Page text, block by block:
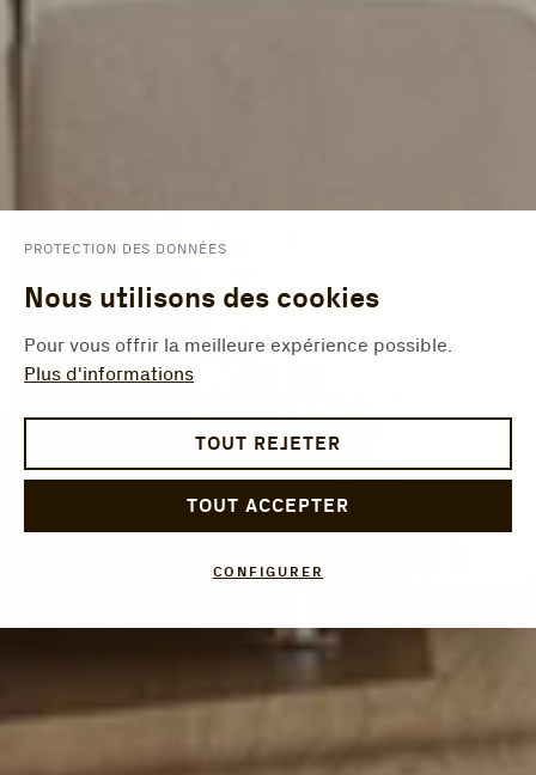
PROTECTION DES DONNÉES
Nous utilisons des cookies
Pour vous offrir la meilleure expérience possible.
Plus d'informations
TOUT REJETER
TOUT ACCEPTER
CONFIGURER